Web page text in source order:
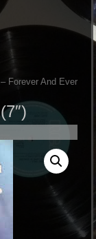
Forever And Ever